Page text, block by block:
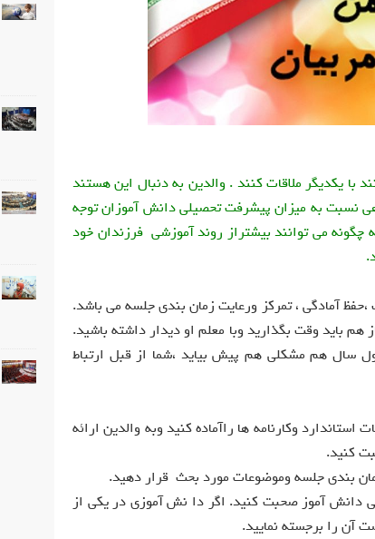
با یکدیگر ملاقات کنند . والدین به دنبال این هستند
به میزان پیشرفت تحصیلی دانش آموزان توجه
چگونه می توانند بیشتراز روند آموزشی فرزندان خود
آمادگی ، تمرکز ورعایت زمان بندی جلسه می باشد.
باید وقت بگذارید وبا معلم او دیدار داشته باشید.
سال هم مشکلی هم پیش بیاید ،شما از قبل ارتباط
وکارنامه ها راآماده کنید وبه والدین ارائه
کنید.
بندی جلسه وموضوعات مورد بحث قرار دهید.
دانش آموز صحبت کنید. اگر دا نش آموزی در یکی از
آن را برجسته نمایید.